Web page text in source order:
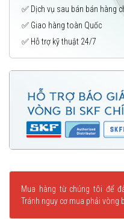
✅ Dịch vụ sau bán bán hàng
✅ Giao hàng toàn Quốc
✅ Hỗ trợ kỹ thuật 24/7
Mua hàng từ chúng tôi để
Tránh nguy cơ mua phải vòng